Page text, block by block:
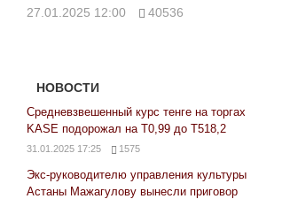
27.01.2025 12:00 40536
НОВОСТИ
Средневзвешенный курс тенге на торгах
KASE подорожал на Т0,99 до Т518,2
31.01.2025 17:25 1575
Экс-руководителю управления культуры
Астаны Мажагулову вынесли приговор